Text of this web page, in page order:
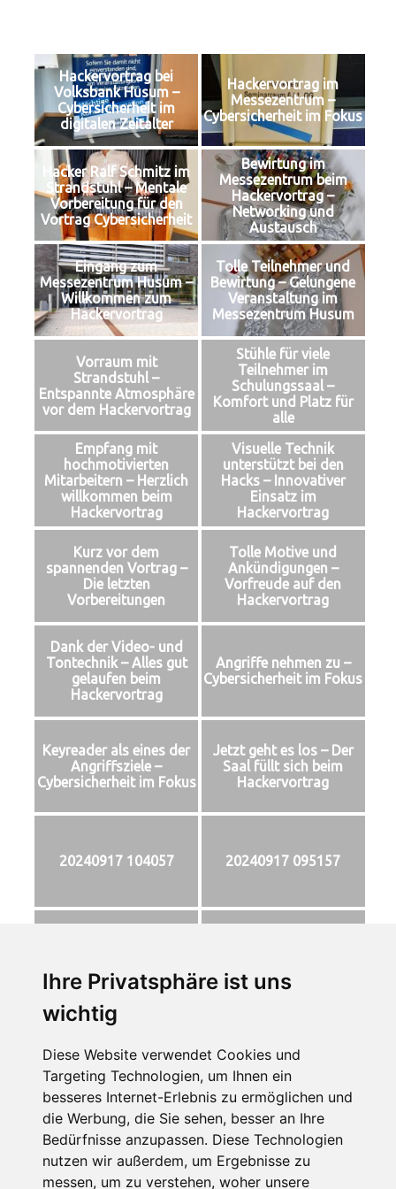
Ihre Privatsphäre ist uns
wichtig
Diese Website verwendet Cookies und
Targeting Technologien, um Ihnen ein
besseres Internet-Erlebnis zu ermöglichen und
die Werbung, die Sie sehen, besser an Ihre
Bedürfnisse anzupassen. Diese Technologien
nutzen wir außerdem, um Ergebnisse zu
messen, um zu verstehen, woher unsere
Hackervortrag bei
Volksbank Husum –
Cybersicherheit im
digitalen Zeitalter
Hackervortrag im
Messezentrum –
Cybersicherheit im Fokus
Hacker Ralf Schmitz im
Strandstuhl – Mentale
Vorbereitung für den
Vortrag Cybersicherheit
Bewirtung im
Messezentrum beim
Hackervortrag –
Networking und
Austausch
Eingang zum
Messezentrum Husum –
Willkommen zum
Hackervortrag
Tolle Teilnehmer und
Bewirtung – Gelungene
Veranstaltung im
Messezentrum Husum
Vorraum mit
Strandstuhl –
Entspannte Atmosphäre
vor dem Hackervortrag
Stühle für viele
Teilnehmer im
Schulungssaal –
Komfort und Platz für
alle
Empfang mit
hochmotivierten
Mitarbeitern – Herzlich
willkommen beim
Hackervortrag
Visuelle Technik
unterstützt bei den
Hacks – Innovativer
Einsatz im
Hackervortrag
Kurz vor dem
spannenden Vortrag –
Die letzten
Vorbereitungen
Tolle Motive und
Ankündigungen –
Vorfreude auf den
Hackervortrag
Dank der Video- und
Tontechnik – Alles gut
gelaufen beim
Hackervortrag
Angriffe nehmen zu –
Cybersicherheit im Fokus
Keyreader als eines der
Angriffsziele –
Cybersicherheit im Fokus
Jetzt geht es los – Der
Saal füllt sich beim
Hackervortrag
20240917 104057 20240917 095157
der Arbeit
Logo-Volksbank-Husum
Dieser Eintrag wurde von adminveröffentlicht. Setze ein Lesezeichen
für denPermalink.